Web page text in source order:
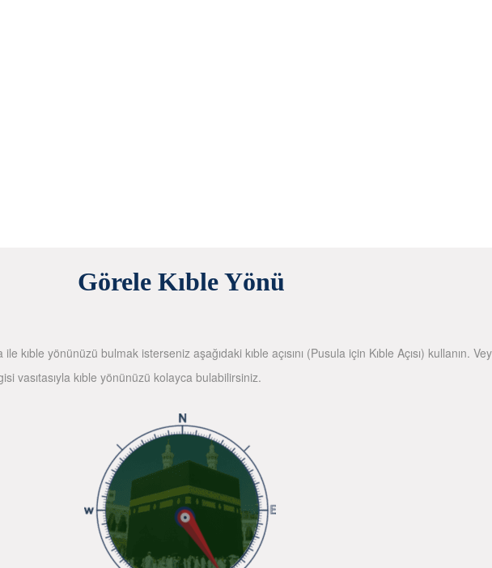
Görele Kıble Yönü
kıble yönünüzü bulmak isterseniz aşağıdaki kıble açısını (Pusula için Kıble Açısı) kullanın.
vasıtasıyla kıble yönünüzü kolayca bulabilirsiniz.